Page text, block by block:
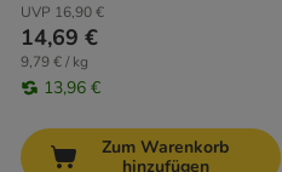
UVP 16,90 €
14,69 €
9,79 € / kg
13,96 €
Zum Warenkorb
hinzufügen